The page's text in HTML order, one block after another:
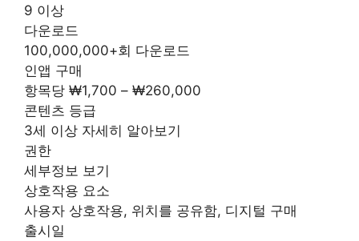
9 이상
다운로드
100,000,000+회 다운로드
인앱 구매
항목당 ₩1,700 – ₩260,000
콘텐츠 등급
3세 이상 자세히 알아보기
권한
세부정보 보기
상호작용 요소
사용자 상호작용, 위치를 공유함, 디지털 구매
출시일